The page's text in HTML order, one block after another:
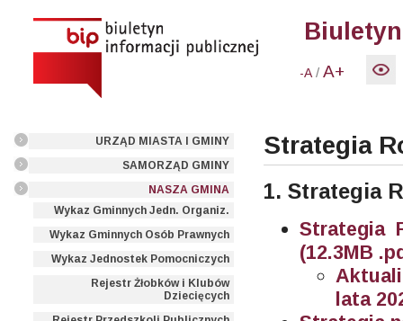
-A /A+
URZĄD MIASTA I GMINY
SAMORZĄD GMINY
NASZA GMINA
Wykaz Gminnych Jedn. Organiz.
Wykaz Gminnych Osób Prawnych
Wykaz Jednostek Pomocniczych
Rejestr Żłobków i Klubów
Dziecięcych
Strategia
1. Strategia
Strategia
(12.3MB
lata